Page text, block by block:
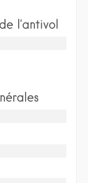
l’antivol